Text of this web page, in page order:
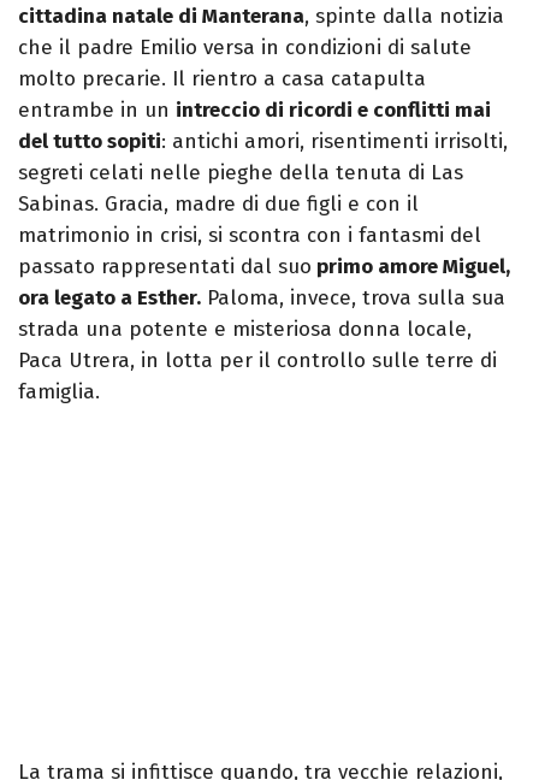
cittadina natale di Manterana, spinte dalla notizia
che il padre Emilio versa in condizioni di salute
molto precarie. Il rientro a casa catapulta
entrambe in un intreccio di ricordi e conflitti mai
del tutto sopiti: antichi amori, risentimenti irrisolti,
segreti celati nelle pieghe della tenuta di Las
Sabinas. Gracia, madre di due figli e con il
matrimonio in crisi, si scontra con i fantasmi del
passato rappresentati dal suo primo amore Miguel,
ora legato a Esther. Paloma, invece, trova sulla sua
strada una potente e misteriosa donna locale,
Paca Utrera, in lotta per il controllo sulle terre di
famiglia.
La trama si infittisce quando, tra vecchie relazioni,